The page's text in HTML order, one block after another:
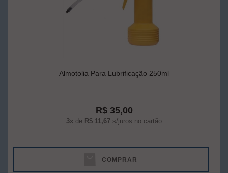
Almotolia Para Lubrificação 250ml
R$ 35,00
3x de R$ 11,67 s/juros no cartão
COMPRAR